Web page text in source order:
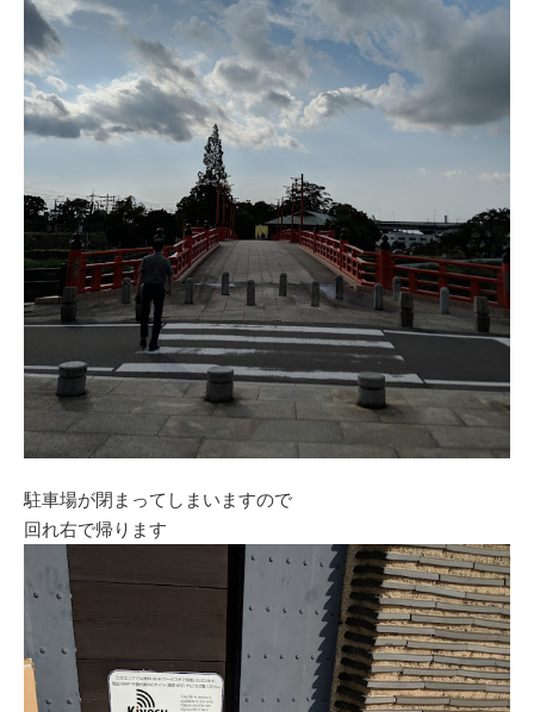
駐車場が閉まってしまいますので
回れ右で帰ります